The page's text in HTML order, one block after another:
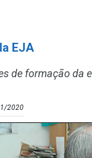
EJA
de formação
2020